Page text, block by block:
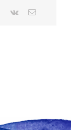
Pinterest
Vk Email